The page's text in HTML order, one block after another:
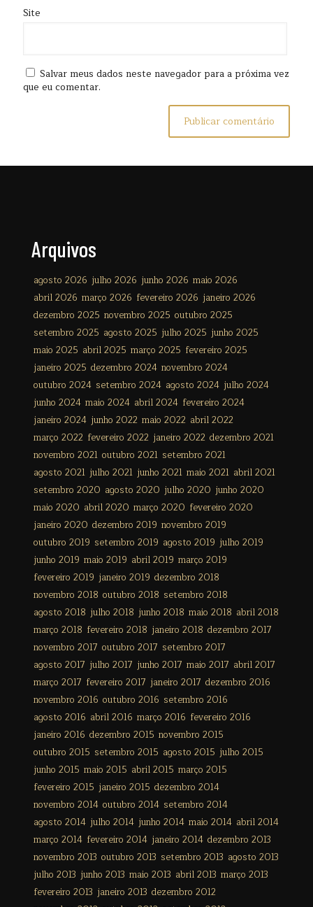
Site
Salvar meus dados neste navegador para a próxima vez
que eu comentar.
Arquivos
agosto 2026 julho 2026 junho 2026 maio 2026
abril 2026 março 2026 fevereiro 2026 janeiro 2026
dezembro 2025 novembro 2025 outubro 2025
setembro 2025 agosto 2025 julho 2025 junho 2025
maio 2025 abril 2025 março 2025 fevereiro 2025
janeiro 2025 dezembro 2024 novembro 2024
outubro 2024 setembro 2024 agosto 2024 julho 2024
junho 2024 maio 2024 abril 2024 fevereiro 2024
janeiro 2024 junho 2022 maio 2022 abril 2022
março 2022 fevereiro 2022 janeiro 2022 dezembro 2021
novembro 2021 outubro 2021 setembro 2021
agosto 2021 julho 2021 junho 2021 maio 2021 abril 2021
setembro 2020 agosto 2020 julho 2020 junho 2020
maio 2020 abril 2020 março 2020 fevereiro 2020
janeiro 2020 dezembro 2019 novembro 2019
outubro 2019 setembro 2019 agosto 2019 julho 2019
junho 2019 maio 2019 abril 2019 março 2019
fevereiro 2019 janeiro 2019 dezembro 2018
novembro 2018 outubro 2018 setembro 2018
agosto 2018 julho 2018 junho 2018 maio 2018 abril 2018
março 2018 fevereiro 2018 janeiro 2018 dezembro 2017
novembro 2017 outubro 2017 setembro 2017
agosto 2017 julho 2017 junho 2017 maio 2017 abril 2017
março 2017 fevereiro 2017 janeiro 2017 dezembro 2016
novembro 2016 outubro 2016 setembro 2016
agosto 2016 abril 2016 março 2016 fevereiro 2016
janeiro 2016 dezembro 2015 novembro 2015
outubro 2015 setembro 2015 agosto 2015 julho 2015
junho 2015 maio 2015 abril 2015 março 2015
fevereiro 2015 janeiro 2015 dezembro 2014
novembro 2014 outubro 2014 setembro 2014
agosto 2014 julho 2014 junho 2014 maio 2014 abril 2014
março 2014 fevereiro 2014 janeiro 2014 dezembro 2013
novembro 2013 outubro 2013 setembro 2013 agosto 2013
julho 2013 junho 2013 maio 2013 abril 2013 março 2013
fevereiro 2013 janeiro 2013 dezembro 2012